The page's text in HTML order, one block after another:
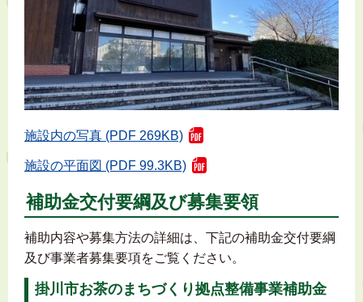
施設内の写真 (PDF 269KB)
施設の平面図 (PDF 99.3KB)
補助金交付要綱及び募集要領
補助内容や募集方法の詳細は、下記の補助金交付要綱
及び事業者募集要項をご覧ください。
掛川市お茶のまちづくり拠点整備事業補助金